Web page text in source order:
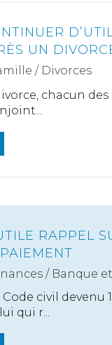
UN
/ Divorces
chacun
RAPPEL
/ Banque
Code civil devenu
qui r...